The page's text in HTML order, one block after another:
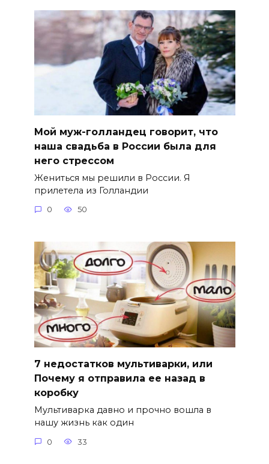
Мой муж-голландец говорит, что
наша свадьба в России была для
него стрессом
Жениться мы решили в России. Я
прилетела из Голландии
0 50
7 недостатков мультиварки, или
Почему я отправила ее назад в
коробку
Мультиварка давно и прочно вошла в
нашу жизнь как один
0 33